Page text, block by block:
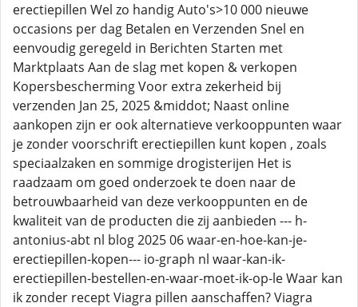
erectiepillen Wel zo handig Auto's>10 000 nieuwe
occasions per dag Betalen en Verzenden Snel en
eenvoudig geregeld in Berichten Starten met
Marktplaats Aan de slag met kopen & verkopen
Kopersbescherming Voor extra zekerheid bij
verzenden Jan 25, 2025 &middot; Naast online
aankopen zijn er ook alternatieve verkooppunten waar
je zonder voorschrift erectiepillen kunt kopen , zoals
speciaalzaken en sommige drogisterijen Het is
raadzaam om goed onderzoek te doen naar de
betrouwbaarheid van deze verkooppunten en de
kwaliteit van de producten die zij aanbieden --- h-
antonius-abt nl blog 2025 06 waar-en-hoe-kan-je-
erectiepillen-kopen--- io-graph nl waar-kan-ik-
erectiepillen-bestellen-en-waar-moet-ik-op-le Waar kan
ik zonder recept Viagra pillen aanschaffen? Viagra